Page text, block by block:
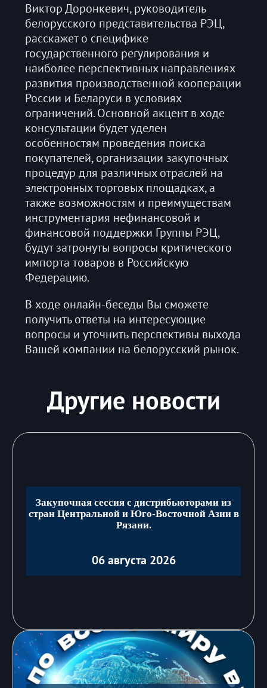
Виктор Доронкевич, руководитель
белорусского представительства РЭЦ,
расскажет о специфике
государственного регулирования и
наиболее перспективных направлениях
развития производственной кооперации
России и Беларуси в условиях
ограничений. Основной акцент в ходе
консультации будет уделен
особенностям проведения поиска
покупателей, организации закупочных
процедур для различных отраслей на
электронных торговых площадках, а
также возможностям и преимуществам
инструментария нефинансовой и
финансовой поддержки Группы РЭЦ,
будут затронуты вопросы критического
импорта товаров в Российскую
Федерацию.
В ходе онлайн-беседы Вы сможете
получить ответы на интересующие
вопросы и уточнить перспективы выхода
Вашей компании на белорусский рынок.
Другие новости
Закупочная сессия с дистрибьюторами из
стран Центральной и Юго-Восточной Азии в
Рязани.
06 августа 2026